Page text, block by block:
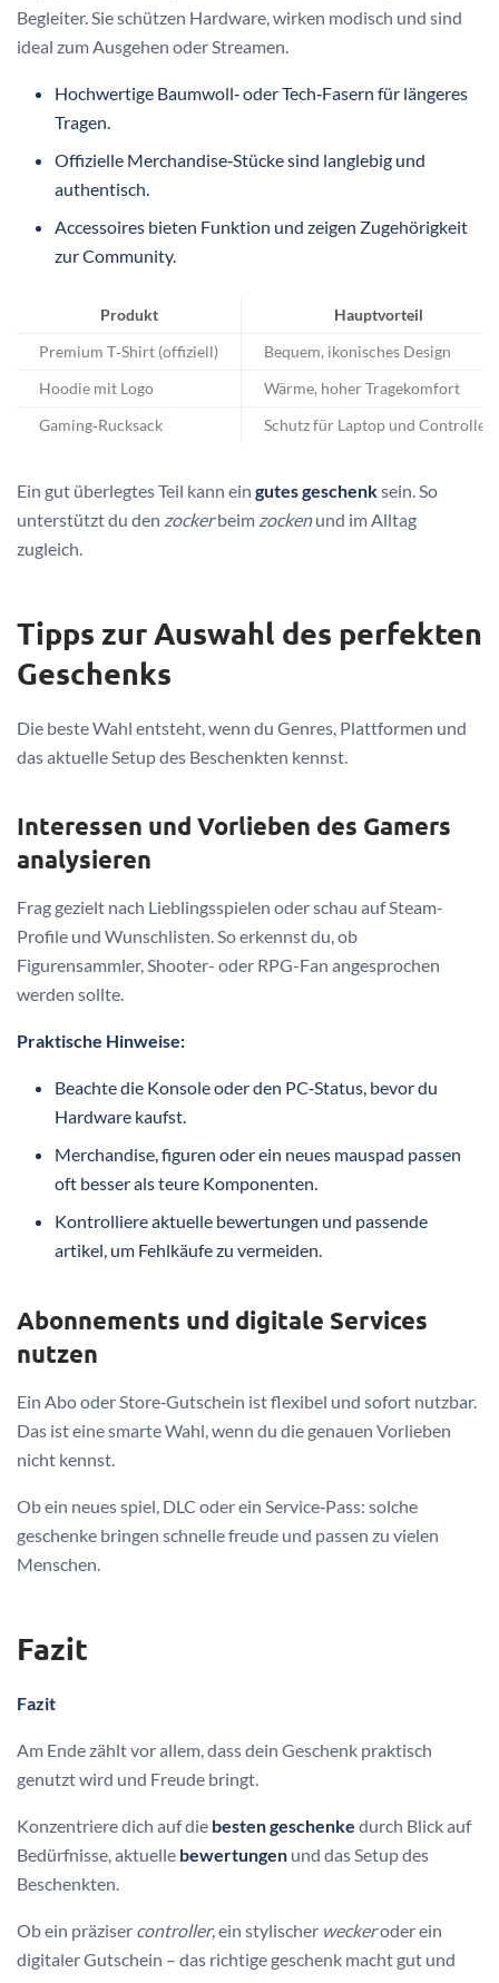
Begleiter. Sie schützen Hardware, wirken modisch und sind
ideal zum Ausgehen oder Streamen.
Hochwertige Baumwoll‑ oder Tech‑Fasern für längeres
Tragen.
Offizielle Merchandise‑Stücke sind langlebig und
authentisch.
Accessoires bieten Funktion und zeigen Zugehörigkeit
zur Community.
Produkt Hauptvorteil
Premium T‑Shirt (offiziell) Bequem, ikonisches Design
Hoodie mit Logo Wärme, hoher Tragekomfort
Gaming‑Rucksack Schutz für Laptop und Controller
Ein gut überlegtes Teil kann ein gutes geschenksein. So
unterstützt du den zockerbeim zockenund im Alltag
zugleich.
Tipps zur Auswahl des perfekten
Geschenks
Die beste Wahl entsteht, wenn du Genres, Plattformen und
das aktuelle Setup des Beschenkten kennst.
Interessen und Vorlieben des Gamers
analysieren
Frag gezielt nach Lieblingsspielen oder schau auf Steam-
Profile und Wunschlisten. So erkennst du, ob
Figurensammler, Shooter- oder RPG-Fan angesprochen
werden sollte.
Praktische Hinweise:
Beachte die Konsole oder den PC‑Status, bevor du
Hardware kaufst.
Merchandise, figuren oder ein neues mauspad passen
oft besser als teure Komponenten.
Kontrolliere aktuelle bewertungen und passende
artikel, um Fehlkäufe zu vermeiden.
Abonnements und digitale Services
nutzen
Ein Abo oder Store‑Gutschein ist flexibel und sofort nutzbar.
Das ist eine smarte Wahl, wenn du die genauen Vorlieben
nicht kennst.
Ob ein neues spiel, DLC oder ein Service‑Pass: solche
geschenke bringen schnelle freude und passen zu vielen
Menschen.
Fazit
Fazit
Am Ende zählt vor allem, dass dein Geschenk praktisch
genutzt wird und Freude bringt.
Konzentriere dich auf die besten geschenke durch Blick auf
Bedürfnisse, aktuelle bewertungen und das Setup des
Beschenkten.
Ob ein präziser controller, ein stylischer weckeroder ein
digitaler Gutschein – das richtige geschenk macht gut und